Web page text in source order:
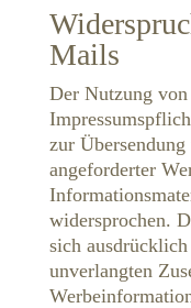
Mails
Der Nutzung
zur
angeforderter
widersprochen.
sich
unverlangten